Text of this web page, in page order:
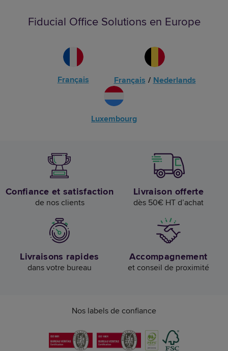
Fiducial Office Solutions en Europe
Français Français / Nederlands
Luxembourg
Confiance et satisfaction
de nos clients
Livraison offerte
dès 50€ HT d’achat
Livraisons rapides
dans votre bureau
Accompagnement
et conseil de proximité
Nos labels de confiance